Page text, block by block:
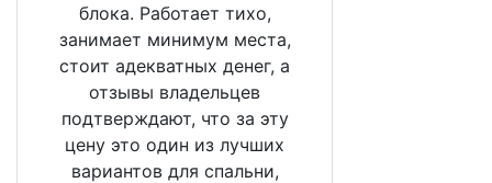
блока. Работает тихо,
занимает минимум места,
стоит адекватных денег, а
отзывы владельцев
подтверждают, что за эту
цену это один из лучших
вариантов для спальни,